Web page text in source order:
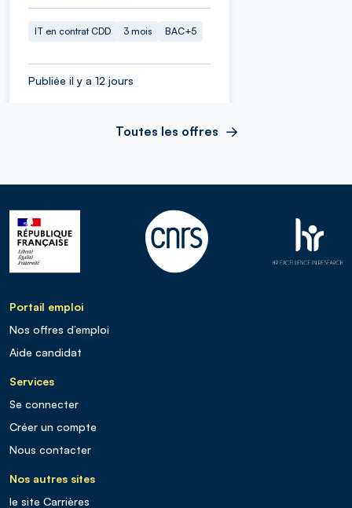
IT en contrat CDD 3 mois BAC+5
Publiée il y a 12 jours
Toutes les offres
Portail emploi
Nos offres d’emploi
Aide candidat
Services
Se connecter
Créer un compte
Nous contacter
Nos autres sites
le site Carrières